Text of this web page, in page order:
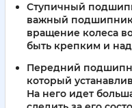
Ступичный
важный подшипник
вращение колеса
быть крепким и
Передний
который
На него идет